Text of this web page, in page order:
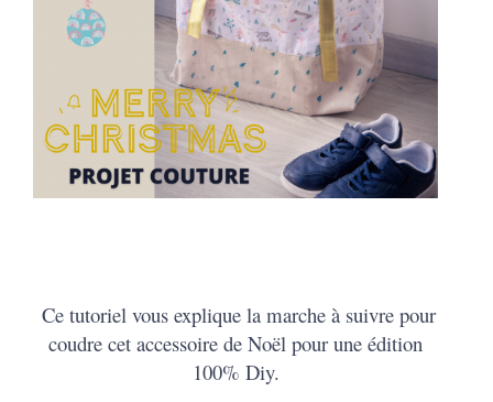
Ce tutoriel vous explique la marche à suivre pour
coudre cet accessoire de Noël pour une édition
100% Diy.